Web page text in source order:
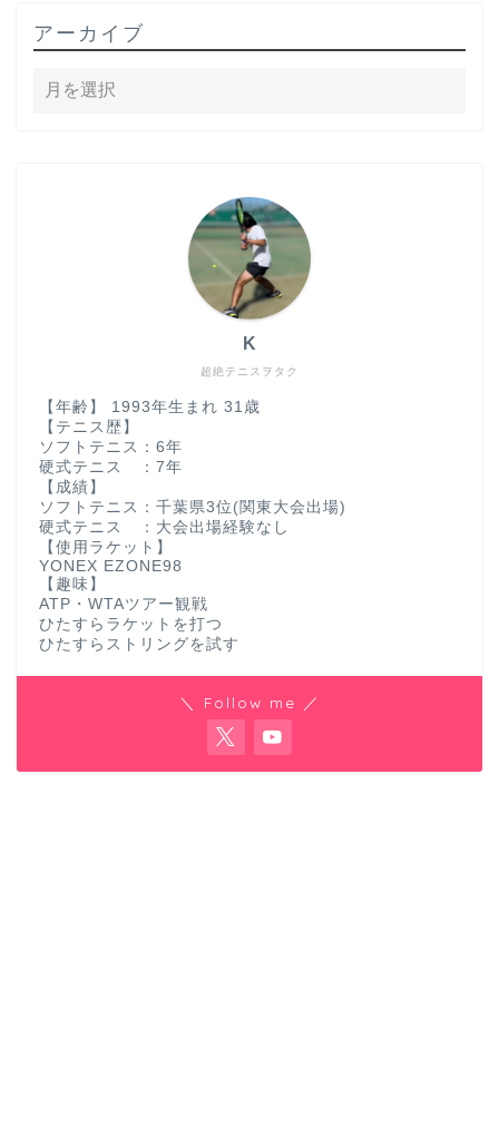
アーカイブ
超絶テニスヲタク
K
【年齢】 1993年生まれ 31歳
【テニス歴】
ソフトテニス：6年
硬式テニス ：7年
【成績】
ソフトテニス：千葉県3位(関東大会出場)
硬式テニス ：大会出場経験なし
【使用ラケット】
YONEX EZONE98
【趣味】
ATP・WTAツアー観戦
ひたすらラケットを打つ
ひたすらストリングを試す
＼ Follow me ／